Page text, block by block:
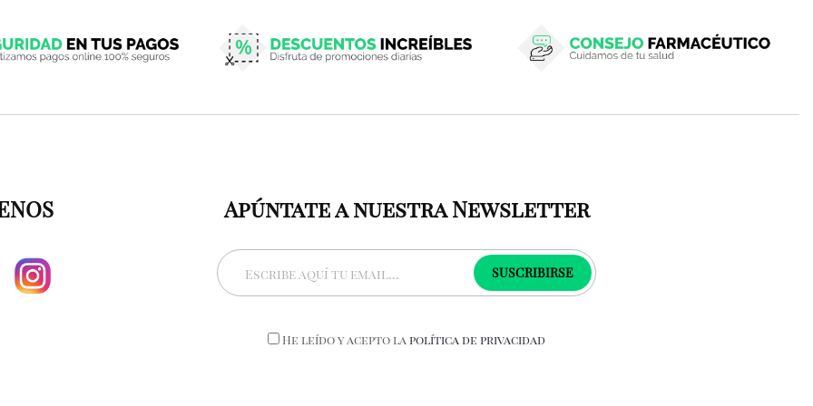
Apúntate a nuestra Newsletter
SUSCRIBIRSE
He leído y acepto la política de privacidad